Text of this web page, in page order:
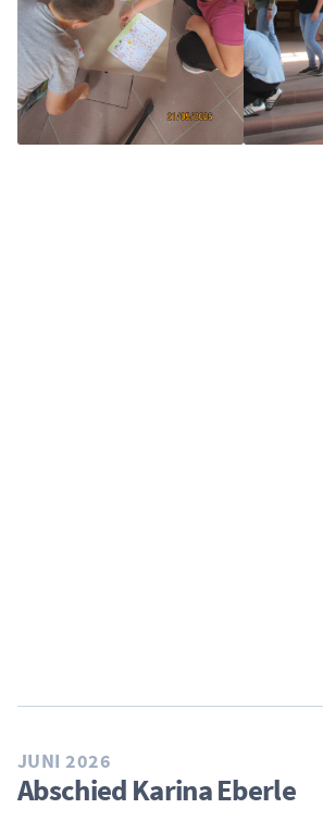
JUNI 2026
Abschied Karina Eberle